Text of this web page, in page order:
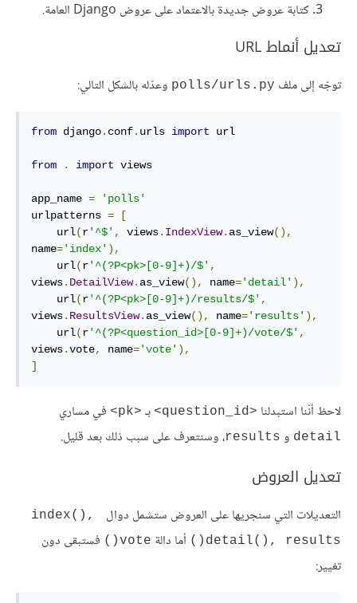
كتابة عروض جديدة بالاعتماد على عروض Django العامة.
تعديل أنماط URL
توجّه إلى ملف polls/urls.py وعدّله بالشكل التالي:
from django. conf. urls import url
from . import views
app_name =
'polls'
urlpatterns =
[
    url
(r'^$' , views. IndexView. as_view(),
name='index' ),
    url
(r'^(?P<pk>[0-9]+)/$' ,
views. DetailView. as_view(), name='detail' ),
    url
(r'^(?P<pk>[0-9]+)/results/$' ,
views. ResultsView. as_view(), name='results' ),
    url
(r'^(?P<question_id>[0-9]+)/vote/$' ,
views.vote, name='vote' ),
]
لاحظ أنّنا استبدلنا <question_id> بـ <pk> في مساري
detail و results، وسنتعرف على سبب ذلك بعد قليل.
تعديل العروض
التعديلات التي سنجريها على العروض ستشمل دوال
index(),
detail(), results()
أما دالة vote()
فستبقى دون
تغيير: